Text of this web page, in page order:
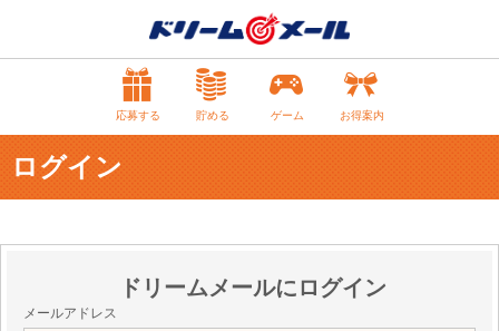
応募する 貯める ゲーム お得案内
ログイン
ドリームメールにログイン
メールアドレス